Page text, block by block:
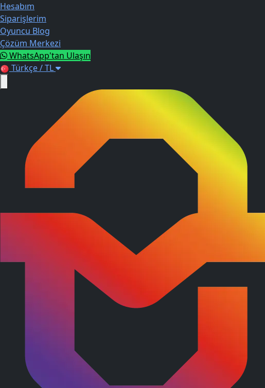
Hesabım
Siparişlerim
Oyuncu Blog
Çözüm Merkezi
WhatsApp'tan Ulaşın
Türkçe / TL